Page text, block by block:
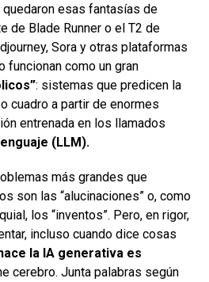
esas fantasías de
de Blade Runner o el T2 de
Sora y otras plataformas
funcionan como un gran
: sistemas que predicen la
cuadro a partir de enormes
entrenada en los llamados
(LLM).
más grandes que
son las “alucinaciones” o, como
los “inventos”. Pero, en rigor,
incluso cuando dice cosas
la IA generativa es
cerebro. Junta palabras según